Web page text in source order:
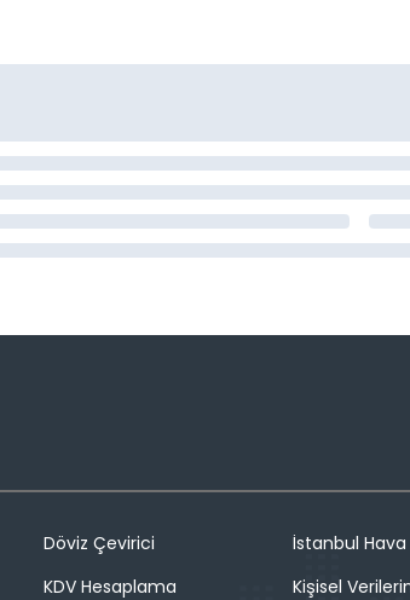
Döviz Çevirici
KDV Hesaplama
İstanbul
Kişisel